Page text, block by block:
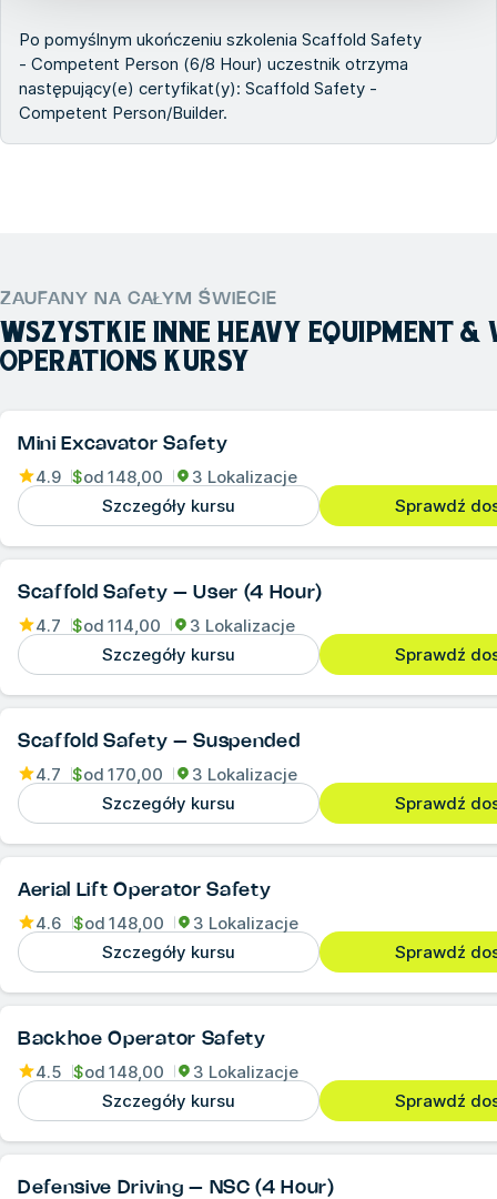
Po pomyślnym ukończeniu szkolenia Scaffold Safety
- Competent Person (6/8 Hour) uczestnik otrzyma
następujący(e) certyfikat(y): Scaffold Safety -
Competent Person/Builder.
ZAUFANY NA CAŁYM ŚWIECIE
WSZYSTKIE INNEHEAVY EQUIPMENT &
OPERATIONS KURSY
Mini Excavator Safety
4.9 $od 148,00
3 Lokalizacje
Szczegóły kursu
Sprawdź
Scaffold Safety – User (4 Hour)
4.7 $od 114,00
3 Lokalizacje
Szczegóły kursu
Sprawdź
Scaffold Safety – Suspended
4.7 $od 170,00
3 Lokalizacje
Szczegóły kursu
Sprawdź
Aerial Lift Operator Safety
4.6 $od 148,00
3 Lokalizacje
Szczegóły kursu
Sprawdź
Backhoe Operator Safety
4.5 $od 148,00
3 Lokalizacje
Szczegóły kursu
Sprawdź
Defensive Driving – NSC (4 Hour)